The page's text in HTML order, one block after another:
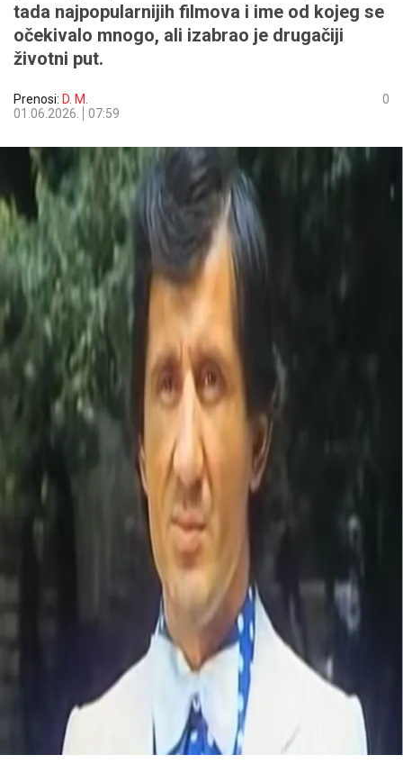
tada najpopularnijih filmova i ime od kojeg se
očekivalo mnogo, ali izabrao je drugačiji
životni put.
Prenosi: D. M.
01.06.2026.
07:59
0